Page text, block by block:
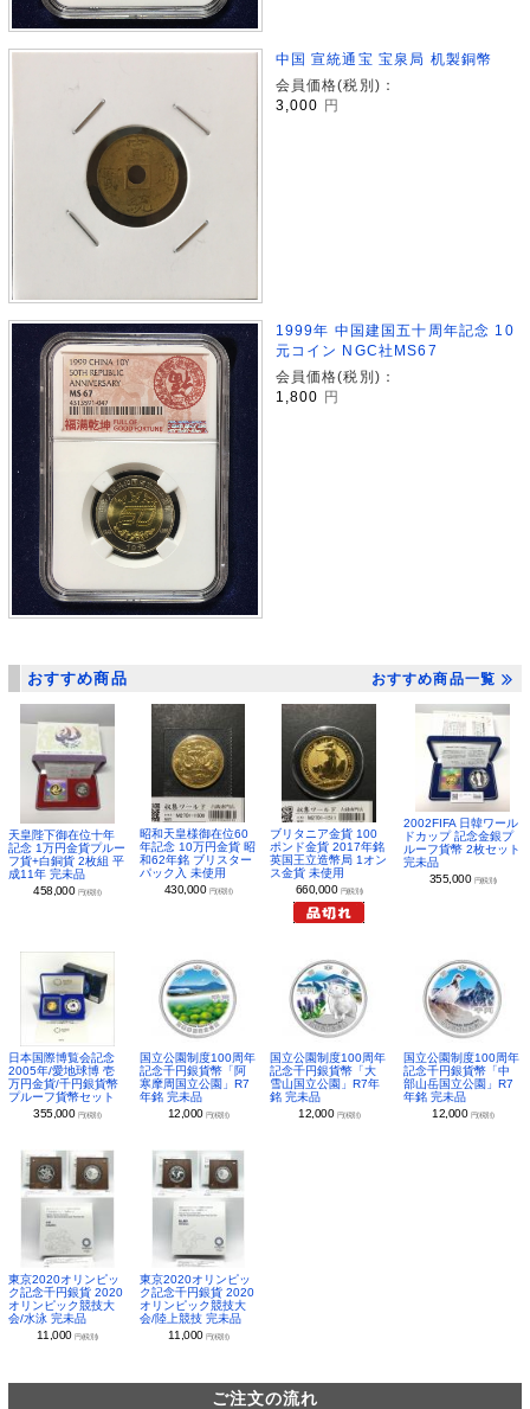
中国 宣統通宝 宝泉局 机製銅幣
会員価格(税別)：
3,000 円
1999年 中国建国五十周年記念 10
元コイン NGC社MS67
会員価格(税別)：
1,800 円
おすすめ商品 おすすめ商品一覧
天皇陛下御在位十年
記念 1万円金貨プルー
フ貨+白銅貨 2枚組 平
成11年 完未品
458,000 円(税別)
昭和天皇様御在位60
年記念 10万円金貨 昭
和62年銘 ブリスター
パック入 未使用
430,000 円(税別)
ブリタニア金貨 100
ポンド金貨 2017年銘
英国王立造幣局 1オン
ス金貨 未使用
660,000 円(税別)
2002FIFA 日韓ワール
ドカップ 記念金銀プ
ルーフ貨幣 2枚セット
完未品
355,000 円(税別)
日本国際博覧会記念
2005年/愛地球博 壱
万円金貨/千円銀貨幣
プルーフ貨幣セット
355,000 円(税別)
国立公園制度100周年
記念千円銀貨幣「阿
寒摩周国立公園」R7
年銘 完未品
12,000 円(税別)
国立公園制度100周年
記念千円銀貨幣「大
雪山国立公園」R7年
銘 完未品
12,000 円(税別)
国立公園制度100周年
記念千円銀貨幣「中
部山岳国立公園」R7
年銘 完未品
12,000 円(税別)
東京2020オリンピッ
ク記念千円銀貨 2020
オリンピック競技大
会/水泳 完未品
11,000円(税別)
東京2020オリンピッ
ク記念千円銀貨 2020
オリンピック競技大
会/陸上競技 完未品
11,000 円(税別)
ご注文の流れ